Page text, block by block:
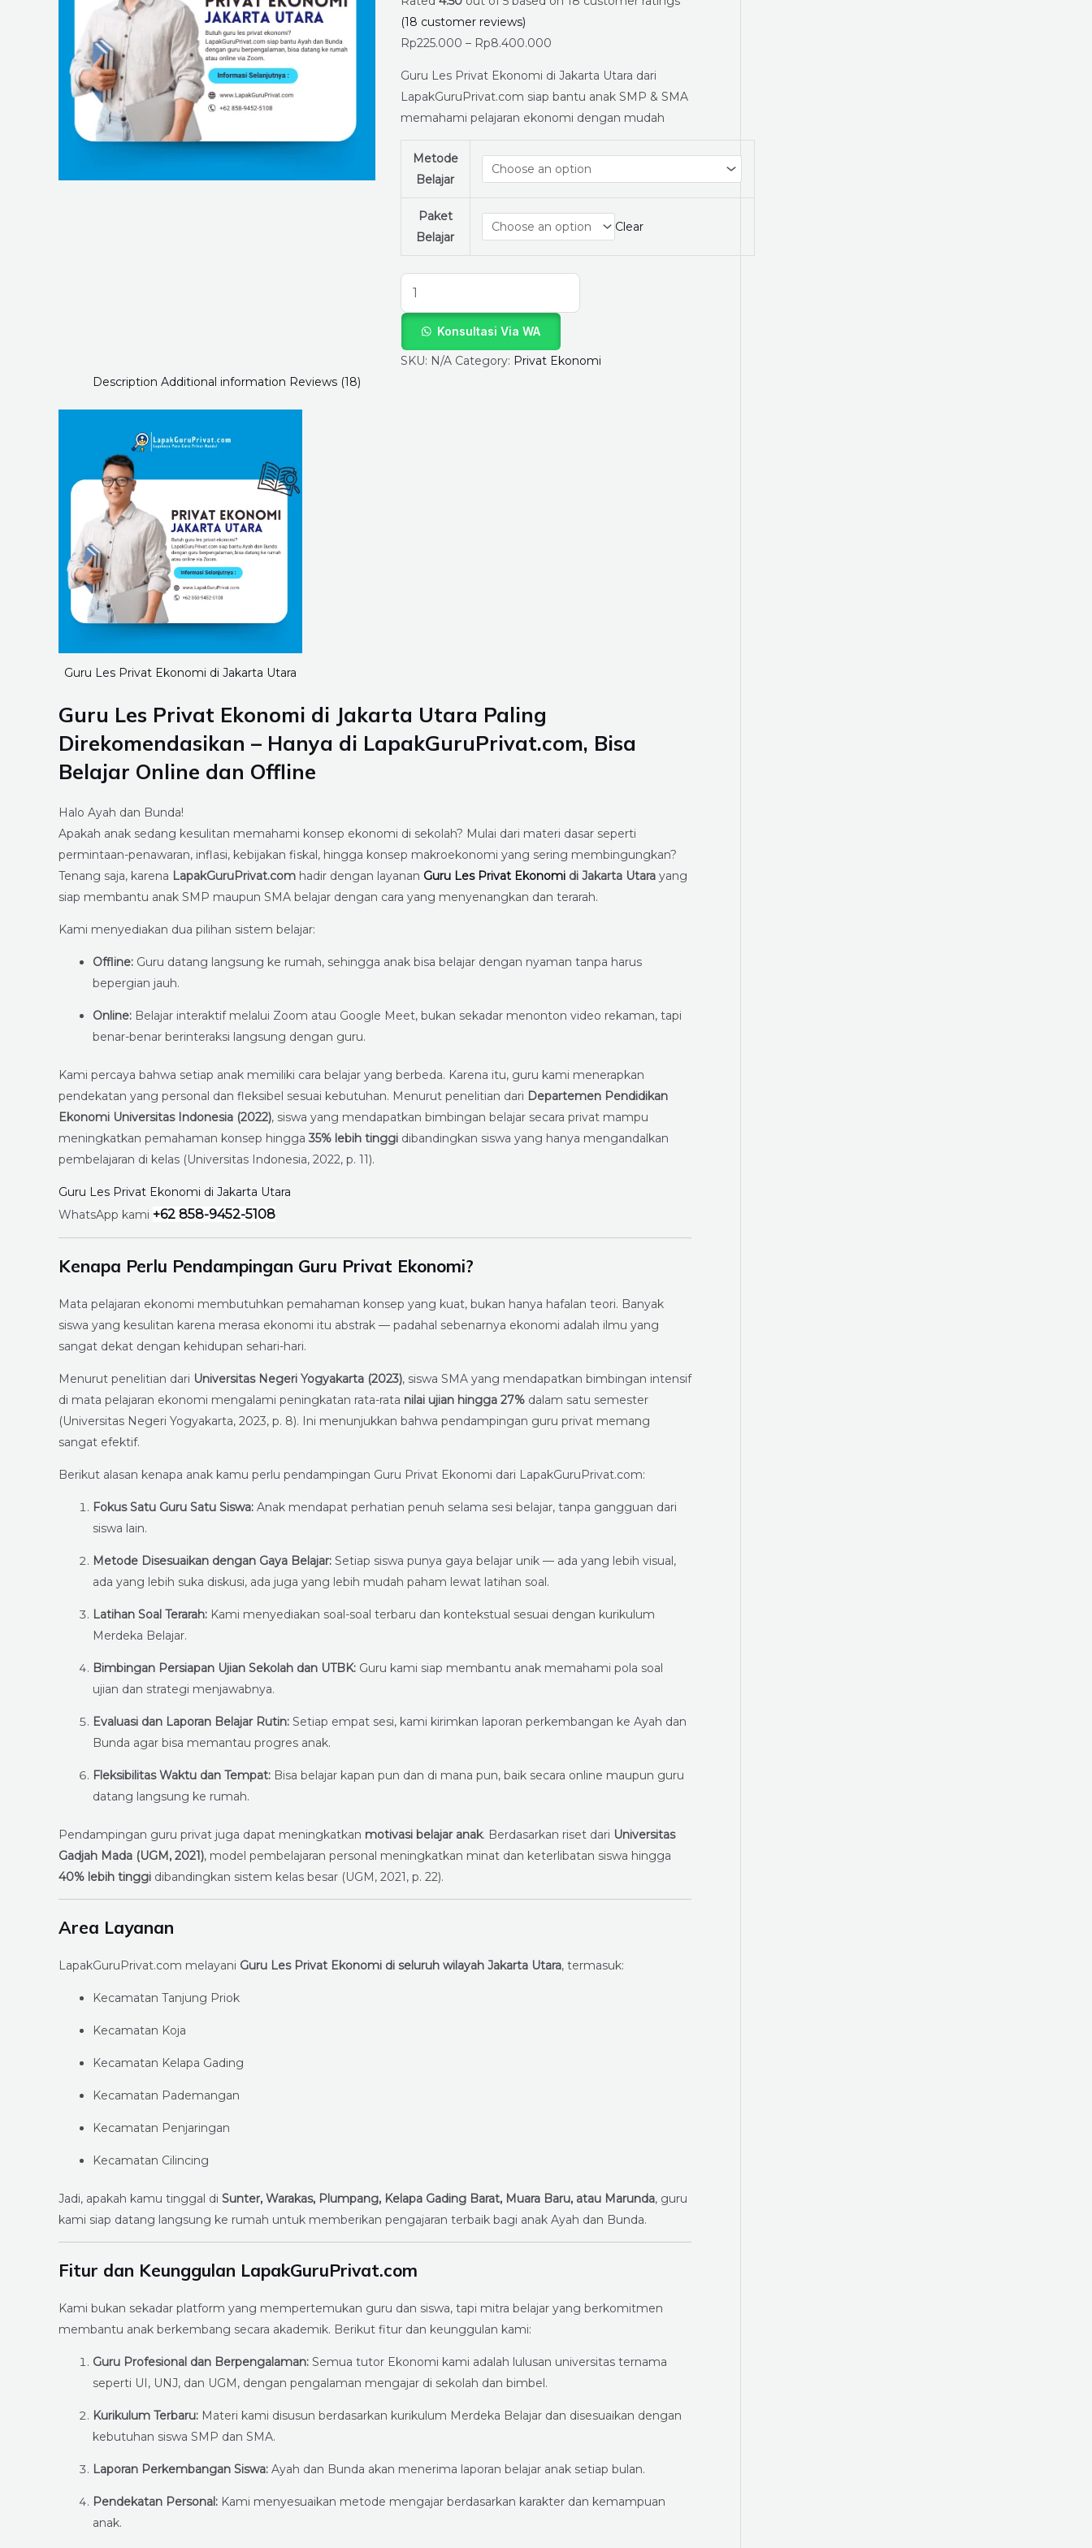
(18 customer reviews)
Rp225.000 – Rp8.400.000
Guru Les Privat Ekonomi di Jakarta Utara dari
LapakGuruPrivat.com siap bantu anak SMP & SMA
memahami pelajaran ekonomi dengan mudah
Metode
Belajar
Paket
Belajar
Clear
Paling
Direkomendasikan
Hanya
di
LapakGuruPrivat.com,
dan
Offline
quantity
Konsultasi Via WA
SKU: N/A Category: Privat Ekonomi
Description Additional information Reviews (18)
Guru Les Privat Ekonomi di Jakarta Utara
Guru Les Privat Ekonomi di Jakarta Utara Paling
Direkomendasikan – Hanya di LapakGuruPrivat.com, Bisa
Belajar Online dan Offline
Halo Ayah dan Bunda!
Apakah anak sedang kesulitan memahami konsep ekonomi di sekolah? Mulai dari materi dasar seperti
permintaan-penawaran, inflasi, kebijakan fiskal, hingga konsep makroekonomi yang sering membingungkan?
Tenang saja, karena LapakGuruPrivat.com hadir dengan layanan Guru Les Privat Ekonomi di Jakarta Utara yang
siap membantu anak SMP maupun SMA belajar dengan cara yang menyenangkan dan terarah.
Kami menyediakan dua pilihan sistem belajar:
Offline: Guru datang langsung ke rumah, sehingga anak bisa belajar dengan nyaman tanpa harus
bepergian jauh.
Online: Belajar interaktif melalui Zoom atau Google Meet, bukan sekadar menonton video rekaman, tapi
benar-benar berinteraksi langsung dengan guru.
Kami percaya bahwa setiap anak memiliki cara belajar yang berbeda. Karena itu, guru kami menerapkan
pendekatan yang personal dan fleksibel sesuai kebutuhan. Menurut penelitian dari Departemen Pendidikan
Ekonomi Universitas Indonesia (2022), siswa yang mendapatkan bimbingan belajar secara privat mampu
meningkatkan pemahaman konsep hingga35% lebih tinggi dibandingkan siswa yang hanya mengandalkan
pembelajaran di kelas (Universitas Indonesia, 2022, p. 11).
Guru Les Privat Ekonomi di Jakarta Utara
WhatsApp kami +62 858-9452-5108
Kenapa Perlu Pendampingan Guru Privat Ekonomi?
Mata pelajaran ekonomi membutuhkan pemahaman konsep yang kuat, bukan hanya hafalan teori. Banyak
siswa yang kesulitan karena merasa ekonomi itu abstrak — padahal sebenarnya ekonomi adalah ilmu yang
sangat dekat dengan kehidupan sehari-hari.
Menurut penelitian dari Universitas Negeri Yogyakarta (2023), siswa SMA yang mendapatkan bimbingan intensif
di mata pelajaran ekonomi mengalami peningkatan rata-rata nilai ujian hingga 27% dalam satu semester
(Universitas Negeri Yogyakarta, 2023, p. 8). Ini menunjukkan bahwa pendampingan guru privat memang
sangat efektif.
Berikut alasan kenapa anak kamu perlu pendampingan Guru Privat Ekonomi dari LapakGuruPrivat.com:
Fokus Satu Guru Satu Siswa: Anak mendapat perhatian penuh selama sesi belajar, tanpa gangguan dari
siswa lain.
Metode Disesuaikan dengan Gaya Belajar: Setiap siswa punya gaya belajar unik — ada yang lebih visual,
ada yang lebih suka diskusi, ada juga yang lebih mudah paham lewat latihan soal.
Latihan Soal Terarah: Kami menyediakan soal-soal terbaru dan kontekstual sesuai dengan kurikulum
Merdeka Belajar.
Bimbingan Persiapan Ujian Sekolah dan UTBK: Guru kami siap membantu anak memahami pola soal
ujian dan strategi menjawabnya.
Evaluasi dan Laporan Belajar Rutin: Setiap empat sesi, kami kirimkan laporan perkembangan ke Ayah dan
Bunda agar bisa memantau progres anak.
Fleksibilitas Waktu dan Tempat: Bisa belajar kapan pun dan di mana pun, baik secara online maupun guru
datang langsung ke rumah.
Pendampingan guru privat juga dapat meningkatkan motivasi belajar anak. Berdasarkan riset dari Universitas
Gadjah Mada (UGM, 2021), model pembelajaran personal meningkatkan minat dan keterlibatan siswa hingga
40% lebih tinggi dibandingkan sistem kelas besar (UGM, 2021, p. 22).
Area Layanan
LapakGuruPrivat.com melayani Guru Les Privat Ekonomi di seluruh wilayah Jakarta Utara, termasuk:
Kecamatan Tanjung Priok
Kecamatan Koja
Kecamatan Kelapa Gading
Kecamatan Pademangan
Kecamatan Penjaringan
Kecamatan Cilincing
Jadi, apakah kamu tinggal di Sunter, Warakas, Plumpang, Kelapa Gading Barat, Muara Baru, atau Marunda, guru
kami siap datang langsung ke rumah untuk memberikan pengajaran terbaik bagi anak Ayah dan Bunda.
Fitur dan Keunggulan LapakGuruPrivat.com
Kami bukan sekadar platform yang mempertemukan guru dan siswa, tapi mitra belajar yang berkomitmen
membantu anak berkembang secara akademik. Berikut fitur dan keunggulan kami:
Guru Profesional dan Berpengalaman: Semua tutor Ekonomi kami adalah lulusan universitas ternama
seperti UI, UNJ, dan UGM, dengan pengalaman mengajar di sekolah dan bimbel.
Kurikulum Terbaru: Materi kami disusun berdasarkan kurikulum Merdeka Belajar dan disesuaikan dengan
kebutuhan siswa SMP dan SMA.
Laporan Perkembangan Siswa: Ayah dan Bunda akan menerima laporan belajar anak setiap bulan.
Pendekatan Personal: Kami menyesuaikan metode mengajar berdasarkan karakter dan kemampuan
anak.